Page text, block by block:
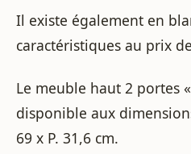
Il existe également en
caractéristiques au prix de
Le meuble haut 2 portes
disponible aux
69 x P. 31,6 cm.